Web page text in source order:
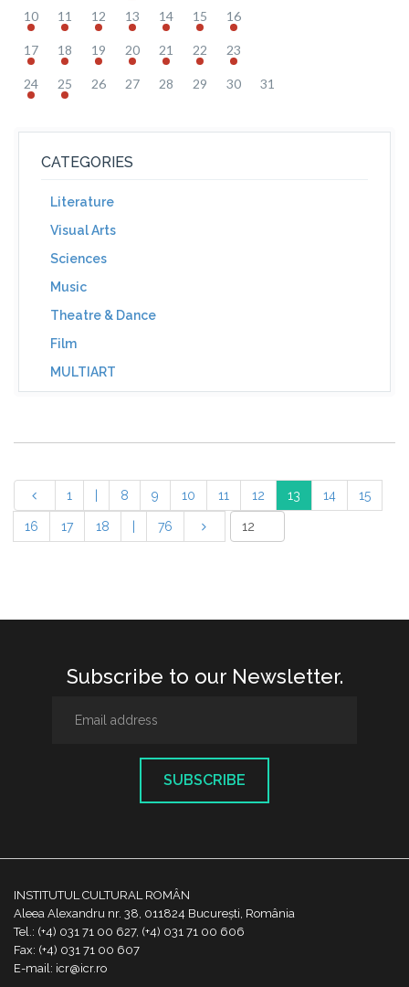
10 11 12 13 14 15 16
17 18 19 20 21 22 23
24 25 26 27 28 29 30 31
CATEGORIES
Literature
Visual Arts
Sciences
Music
Theatre & Dance
Film
MULTIART
1 8 9 10 11 12 13 14 15
16 17 18 76
Subscribe to our Newsletter.
SUBSCRIBE
INSTITUTUL CULTURAL ROMÂN
Aleea Alexandru nr. 38, 011824 București, România
Tel.: (+4) 031 71 00 627, (+4) 031 71 00 606
Fax: (+4) 031 71 00 607
E-mail: icr@icr.ro